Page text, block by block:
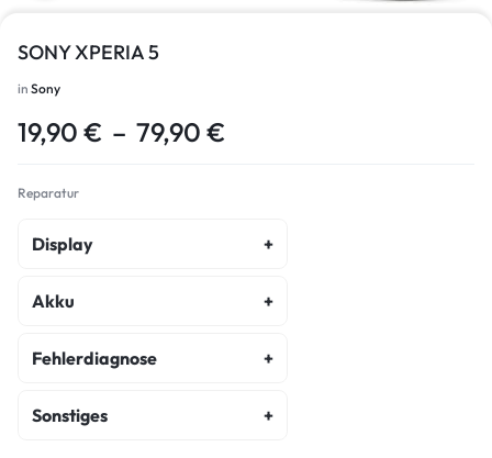
SONY XPERIA 5
in Sony
19,90 € – 79,90 €
Reparatur
Display
Display Reparatur
Akku
Akku Austausch
Fehlerdiagnose
Fehlerdiagnose
Sonstiges